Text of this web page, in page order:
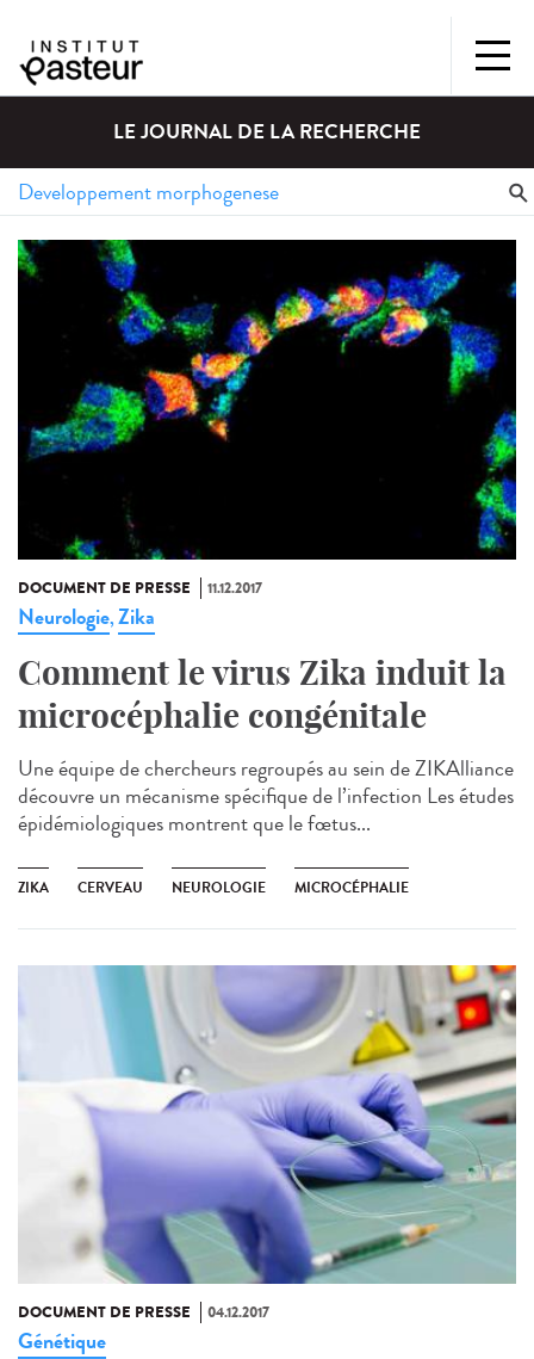
LE JOURNAL DE LA RECHERCHE
DOCUMENT DE PRESSE 11.12.2017
Neurologie,Zika
Comment le virus Zika induit la
microcéphalie congénitale
Une équipe de chercheurs regroupés au sein de ZIKAlliance
découvre un mécanisme spécifique de l’infection Les études
épidémiologiques montrent que le fœtus...
ZIKA CERVEAU NEUROLOGIE MICROCÉPHALIE
DOCUMENT DE PRESSE 04.12.2017
Génétique